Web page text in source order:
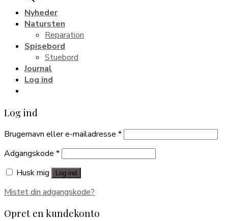
Nyheder
Natursten
Reparation
Spisebord
Stuebord
Journal
Log ind
Log ind
Brugernavn eller e-mailadresse *
Adgangskode *
Husk mig
Log ind
Mistet din adgangskode?
Opret en kundekonto